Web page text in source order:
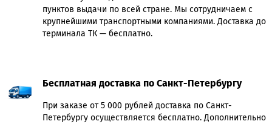
пунктов выдачи по всей стране. Мы сотрудничаем с
крупнейшими транспортными компаниями. Доставка до
терминала ТК — бесплатно.
Бесплатная доставка по Санкт-Петербургу
При заказе от 5 000 рублей доставка по Санкт-
Петербургу осуществляется бесплатно. Дополнительно